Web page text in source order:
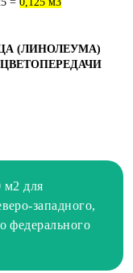
(ЛИНОЛЕУМА)
м2 для
западного,
федерального